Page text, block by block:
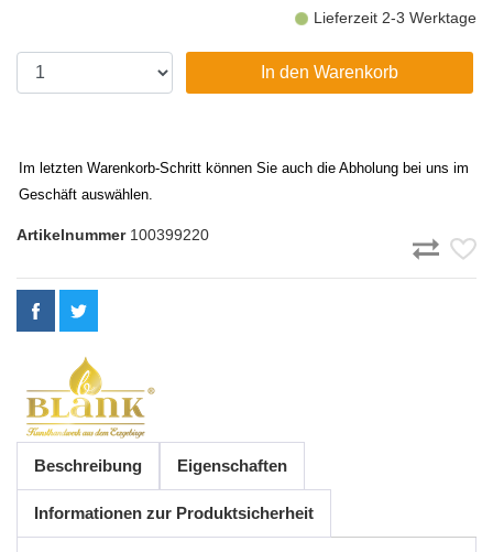
Lieferzeit 2-3 Werktage
In den Warenkorb
Im letzten Warenkorb-Schritt können Sie auch die Abholung bei uns im
Geschäft auswählen.
Artikelnummer100399220
Beschreibung Eigenschaften
Informationen zur Produktsicherheit